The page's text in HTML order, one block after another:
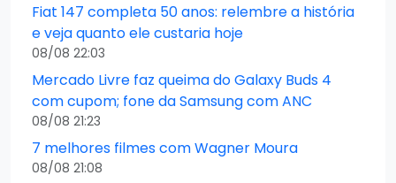
Fiat 147 completa 50 anos: relembre a história
e veja quanto ele custaria hoje
08/08 22:03
Mercado Livre faz queima do Galaxy Buds 4
com cupom; fone da Samsung com ANC
08/08 21:23
7 melhores filmes com Wagner Moura
08/08 21:08